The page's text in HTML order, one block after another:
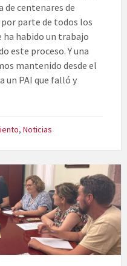
de centenares de
por parte de todos los
habido un trabajo
este proceso. Y una
mantenido desde el
un PAI que falló y
, Noticias